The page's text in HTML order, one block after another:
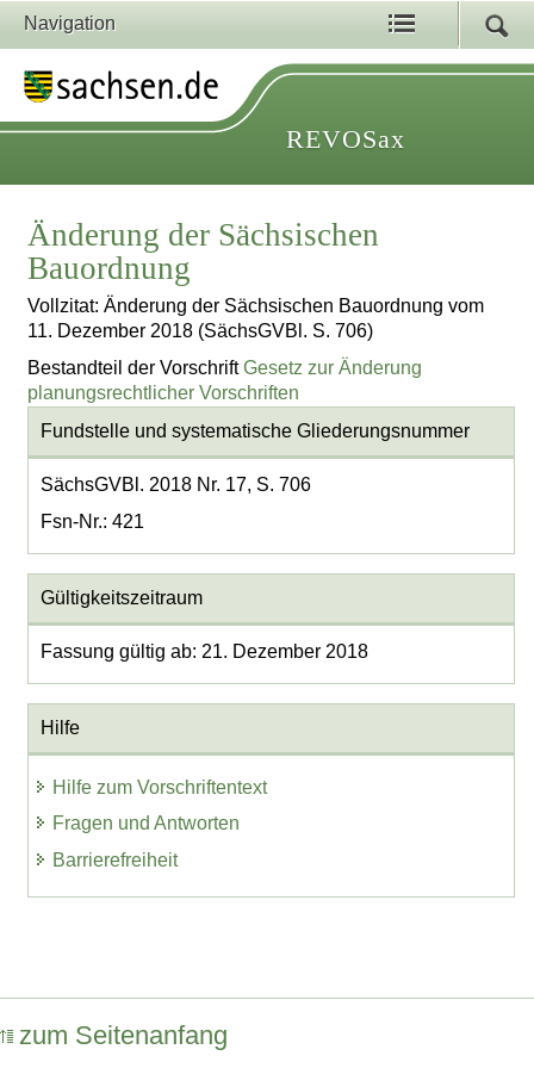
Navigation
REVOSax
Änderung der Sächsischen
Bauordnung
Vollzitat: Änderung der Sächsischen Bauordnung vom
11. Dezember 2018 (SächsGVBl. S. 706)
Bestandteil der VorschriftGesetz zur Änderung
planungsrechtlicher Vorschriften
Fundstelle und systematische Gliederungsnummer
SächsGVBl. 2018 Nr. 17, S. 706
Fsn-Nr.: 421
Gültigkeitszeitraum
Fassung gültig ab: 21. Dezember 2018
Hilfe
Hilfe zum Vorschriftentext
Fragen und Antworten
Barrierefreiheit
zum Seitenanfang